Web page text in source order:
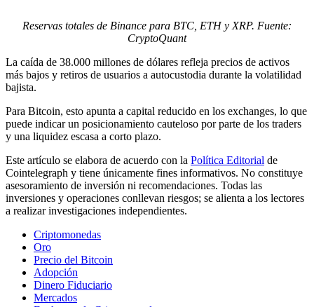
Reservas totales de Binance para BTC, ETH y XRP. Fuente:
CryptoQuant
La caída de 38.000 millones de dólares refleja precios de activos
más bajos y retiros de usuarios a autocustodia durante la volatilidad
bajista.
Para Bitcoin, esto apunta a capital reducido en los exchanges, lo que
puede indicar un posicionamiento cauteloso por parte de los traders
y una liquidez escasa a corto plazo.
Este artículo se elabora de acuerdo con la Política Editorial de
Cointelegraph y tiene únicamente fines informativos. No constituye
asesoramiento de inversión ni recomendaciones. Todas las
inversiones y operaciones conllevan riesgos; se alienta a los lectores
a realizar investigaciones independientes.
Criptomonedas
Oro
Precio del Bitcoin
Adopción
Dinero Fiduciario
Mercados